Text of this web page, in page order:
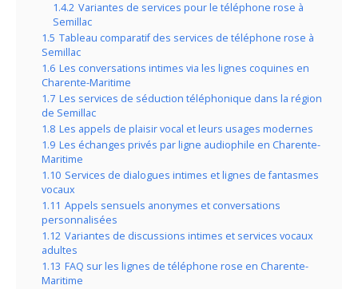
1.4.2 Variantes de services pour le téléphone rose à
Semillac
1.5 Tableau comparatif des services de téléphone rose à
Semillac
1.6 Les conversations intimes via les lignes coquines en
Charente-Maritime
1.7 Les services de séduction téléphonique dans la région
de Semillac
1.8 Les appels de plaisir vocal et leurs usages modernes
1.9 Les échanges privés par ligne audiophile en Charente-
Maritime
1.10 Services de dialogues intimes et lignes de fantasmes
vocaux
1.11 Appels sensuels anonymes et conversations
personnalisées
1.12 Variantes de discussions intimes et services vocaux
adultes
1.13 FAQ sur les lignes de téléphone rose en Charente-
Maritime